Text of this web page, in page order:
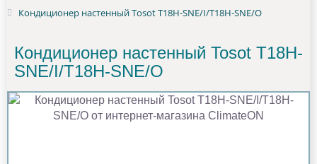
Кондиционер настенный Tosot T18H-SNE/I/T18H-SNE/O
Кондиционер настенный Tosot T18H-
SNE/I/T18H-SNE/O